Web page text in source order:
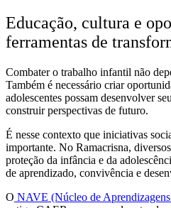
Educação, cultura e
ferramentas de
Combater o trabalho infantil não
Também é necessário criar
adolescentes possam desenvolver
construir perspectivas de futuro.
É nesse contexto que iniciativas
importante. No Ramacrisna,
proteção da infância e da
de aprendizado, convivência e
O NAVE (Núcleo de